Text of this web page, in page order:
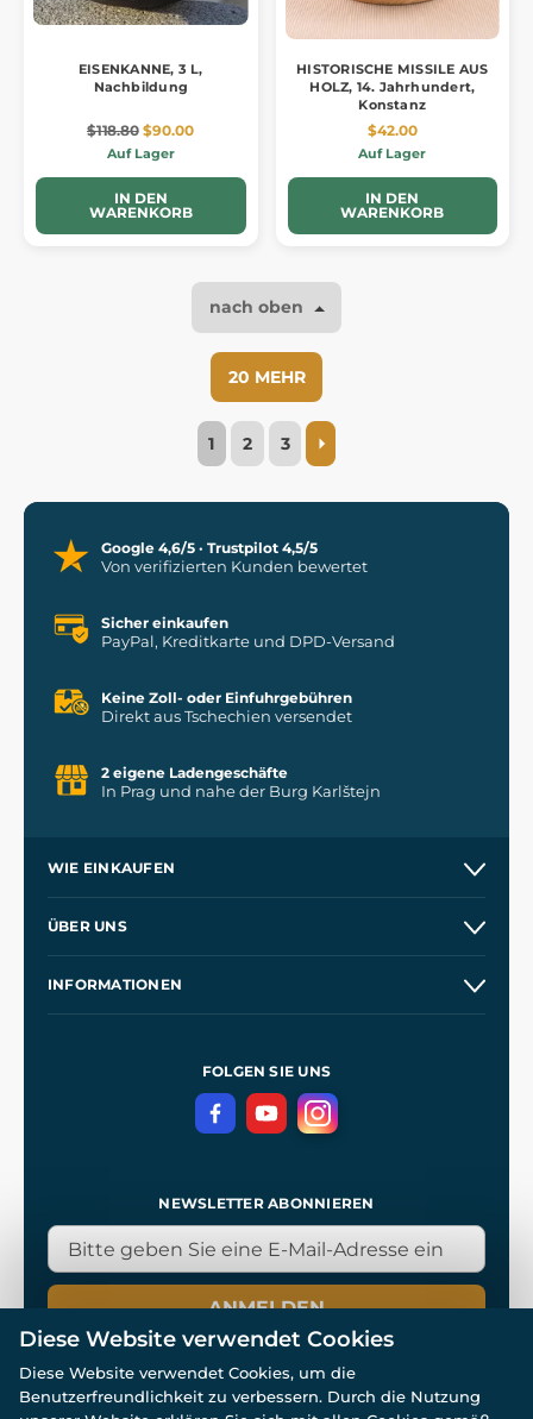
EISENKANNE, 3 L,
Nachbildung
$118.80 $90.00
Auf Lager
IN DEN
WARENKORB
HISTORISCHE MISSILE AUS
HOLZ, 14. Jahrhundert,
Konstanz
$42.00
Auf Lager
IN DEN
WARENKORB
nach oben
20 MEHR
1 2 3
Google 4,6/5 · Trustpilot 4,5/5
Von verifizierten Kunden bewertet
Sicher einkaufen
PayPal, Kreditkarte und DPD-Versand
Keine Zoll- oder Einfuhrgebühren
Direkt aus Tschechien versendet
2 eigene Ladengeschäfte
In Prag und nahe der Burg Karlštejn
WIE EINKAUFEN
Kontakt
ÜBER UNS
INFORMATIONEN
DatenschutzerklärungFOLGEN SIE UNS
NEWSLETTER ABONNIEREN
ANMELDEN
Diese Website verwendet Cookies
Diese Website verwendet Cookies, um die
Benutzerfreundlichkeit zu verbessern. Durch die Nutzung